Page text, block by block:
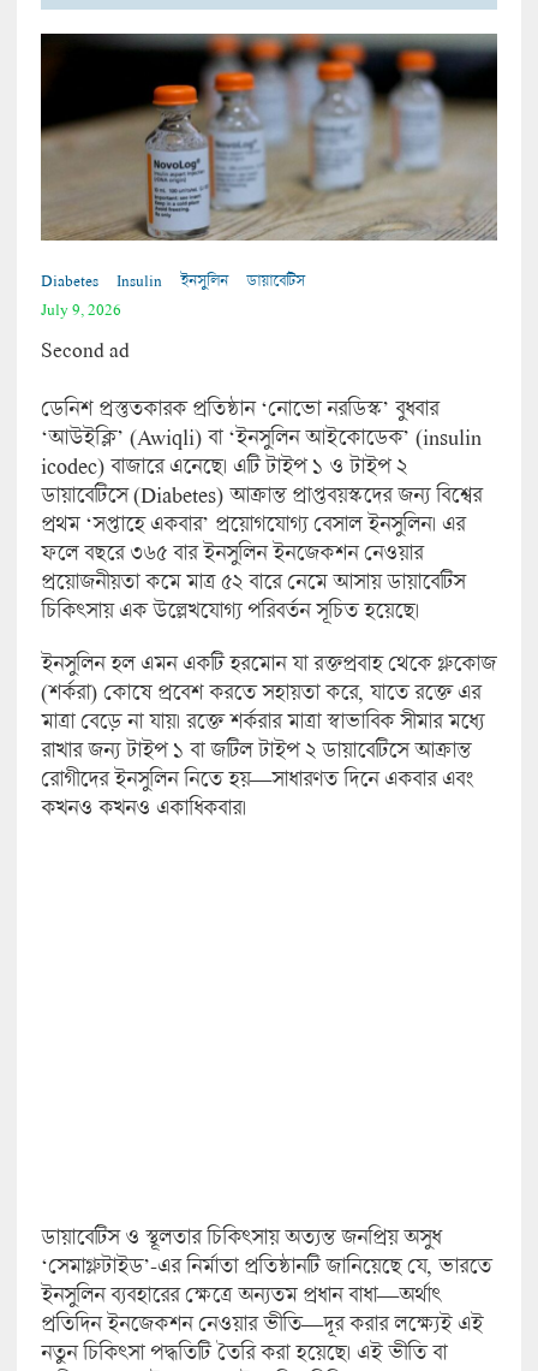
Diabetes Insulin ইনসুলিন
ডায়াবেটিস
July 9, 2026
Second ad
ডেনিশ প্রস্তুতকারক প্রতিষ্ঠান ‘নোভো নরডিস্ক’ বুধবার
‘আউইক্লি’ (Awiqli) বা ‘ইনসুলিন আইকোডেক’ (insulin
icodec) বাজারে এনেছে। এটি টাইপ ১ ও টাইপ ২
ডায়াবেটিসে (Diabetes) আক্রান্ত প্রাপ্তবয়স্কদের জন্য বিশ্বের
প্রথম ‘সপ্তাহে একবার’ প্রয়োগযোগ্য বেসাল ইনসুলিন। এর
ফলে বছরে ৩৬৫ বার ইনসুলিন ইনজেকশন নেওয়ার
প্রয়োজনীয়তা কমে মাত্র ৫২ বারে নেমে আসায় ডায়াবেটিস
চিকিৎসায় এক উল্লেখযোগ্য পরিবর্তন সূচিত হয়েছে।
ইনসুলিন হল এমন একটি হরমোন যা রক্তপ্রবাহ থেকে গ্লুকোজ
(শর্করা) কোষে প্রবেশ করতে সহায়তা করে, যাতে রক্তে এর
মাত্রা বেড়ে না যায়। রক্তে শর্করার মাত্রা স্বাভাবিক সীমার মধ্যে
রাখার জন্য টাইপ ১ বা জটিল টাইপ ২ ডায়াবেটিসে আক্রান্ত
রোগীদের ইনসুলিন নিতে হয়—সাধারণত দিনে একবার এবং
কখনও কখনও একাধিকবার।
ডায়াবেটিস ও স্থূলতার চিকিৎসায় অত্যন্ত জনপ্রিয় অসুধ
‘সেমাগ্লুটাইড’-এর নির্মাতা প্রতিষ্ঠানটি জানিয়েছে যে, ভারতে
ইনসুলিন ব্যবহারের ক্ষেত্রে অন্যতম প্রধান বাধা—অর্থাৎ
প্রতিদিন ইনজেকশন নেওয়ার ভীতি—দূর করার লক্ষ্যেই এই
নতুন চিকিৎসা পদ্ধতিটি তৈরি করা হয়েছে। এই ভীতি বা